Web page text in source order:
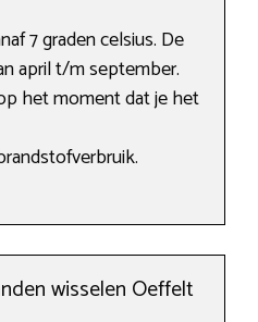
7 graden celsius. De
april t/m september.
het moment dat je het
wisselen Oeffelt